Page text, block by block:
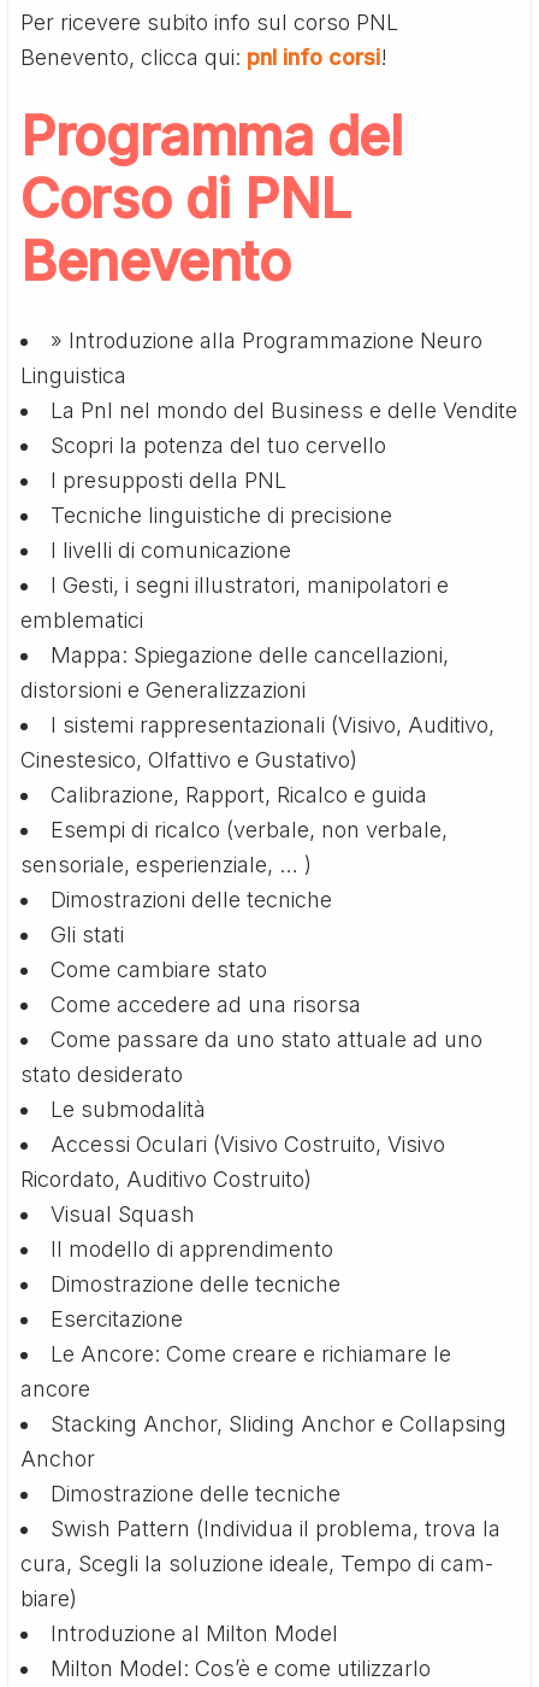
Per ricevere subito info sul corso PNL
Benevento, clicca qui: pnl info corsi!
Programma del
Corso di PNL
Benevento
» Introduzione alla Programmazione Neuro
Linguistica
La Pnl nel mondo del Business e delle Vendite
Scopri la potenza del tuo cervello
I presupposti della PNL
Tecniche linguistiche di precisione
I livelli di comunicazione
I Gesti, i segni illustratori, manipolatori e
emblematici
Mappa: Spiegazione delle cancellazioni,
distorsioni e Generalizzazioni
I sistemi rappresentazionali (Visivo, Auditivo,
Cinestesico, Olfattivo e Gustativo)
Calibrazione, Rapport, Ricalco e guida
Esempi di ricalco (verbale, non verbale,
sensoriale, esperienziale, … )
Dimostrazioni delle tecniche
Gli stati
Come cambiare stato
Come accedere ad una risorsa
Come passare da uno stato attuale ad uno
stato desiderato
Le submodalità
Accessi Oculari (Visivo Costruito, Visivo
Ricordato, Auditivo Costruito)
Visual Squash
Il modello di apprendimento
Dimostrazione delle tecniche
Esercitazione
Le Ancore: Come creare e richiamare le
ancore
Stacking Anchor, Sliding Anchor e Collapsing
Anchor
Dimostrazione delle tecniche
Swish Pattern (Individua il problema, trova la
cura, Scegli la soluzione ideale, Tempo di cam­
biare)
Introduzione al Milton Model
Milton Model: Cos’è e come utilizzarlo